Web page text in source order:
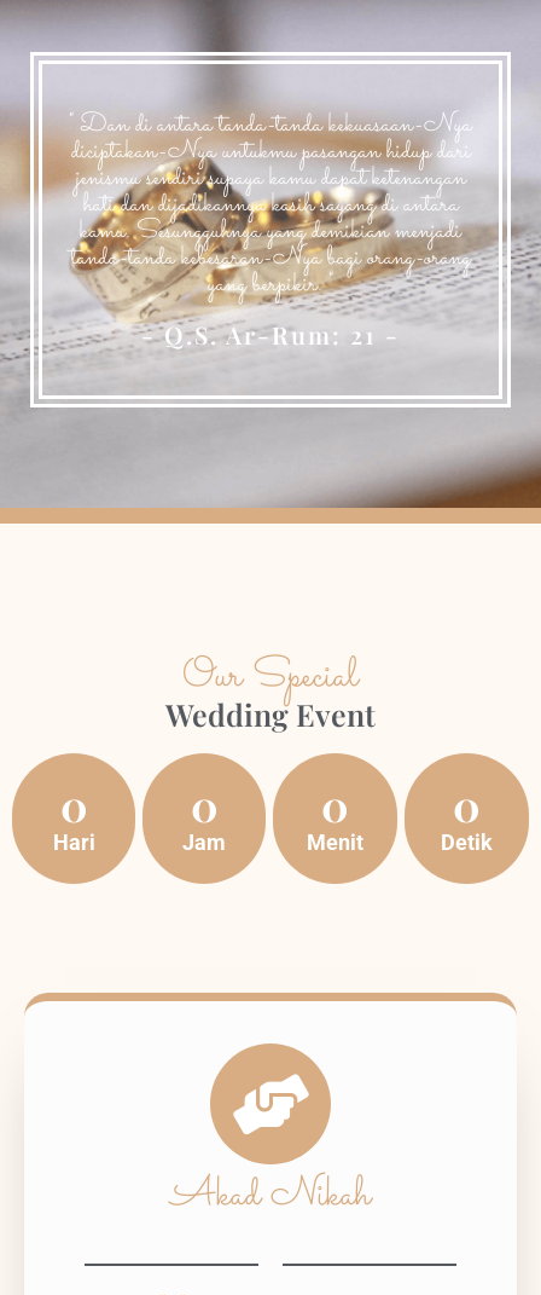
" Dan di antara tanda-tanda kekuasaan-Nya
diciptakan-Nya untukmu pasangan hidup dari
jenismu sendiri supaya kamu dapat ketenangan
hati dan dijadikannya kasih sayang di antara
kamu. Sesungguhnya yang demikian menjadi
tanda-tanda kebesaran-Nya bagi orang-orang
yang berpikir. "
- Q.S. Ar-Rum: 21 -
Our Special
Wedding Event
0
Hari
0
Jam
0
Menit
0
Detik
Akad Nikah